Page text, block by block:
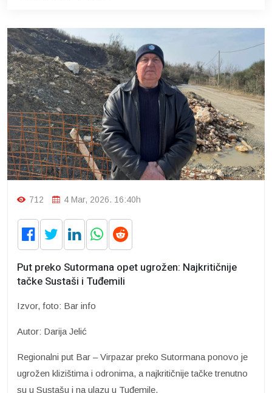
712 4 Mar, 2026. 16:40h
Put preko Sutormana opet ugrožen: Najkritičnije
tačke Sustaši i Tuđemili
Izvor, foto: Bar info
Autor: Darija Jelić
Regionalni put Bar – Virpazar preko Sutormana ponovo je
ugrožen klizištima i odronima, a najkritičnije tačke trenutno
su u Sustašu i na ulazu u Tuđemile.